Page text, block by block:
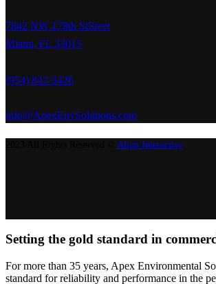
7842 NW 178th StSreet
Miami, FL 33015
(954) 842-3426
info@ApexEnvSolutions.com
Align Interactive
Setting the gold standard in
For more than 35 years, Apex Environmental
standard for reliability and performance in the